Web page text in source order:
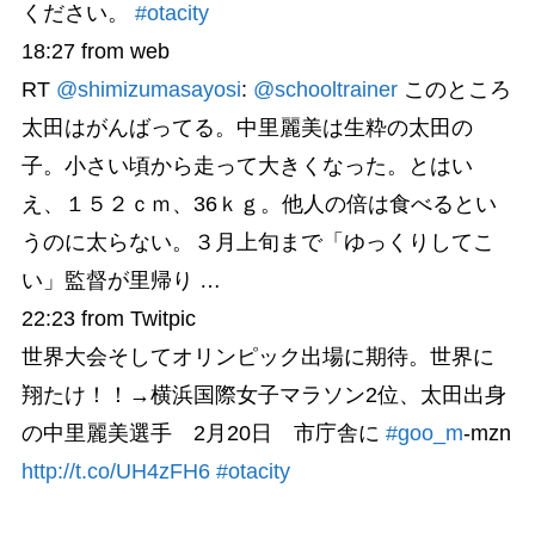
ください。 #otacity
18:27from web
RT @shimizumasayosi: @schooltrainerこのところ
太田はがんばってる。中里麗美は生粋の太田の
子。小さい頃から走って大きくなった。とはい
え、１５２ｃｍ、36ｋｇ。他人の倍は食べるとい
うのに太らない。３月上旬まで「ゆっくりしてこ
い」監督が里帰り …
22:23from Twitpic
世界大会そしてオリンピック出場に期待。世界に
翔たけ！！→横浜国際女子マラソン2位、太田出身
の中里麗美選手 2月20日 市庁舎に #goo_m-mzn
http://t.co/UH4zFH6 #otacity